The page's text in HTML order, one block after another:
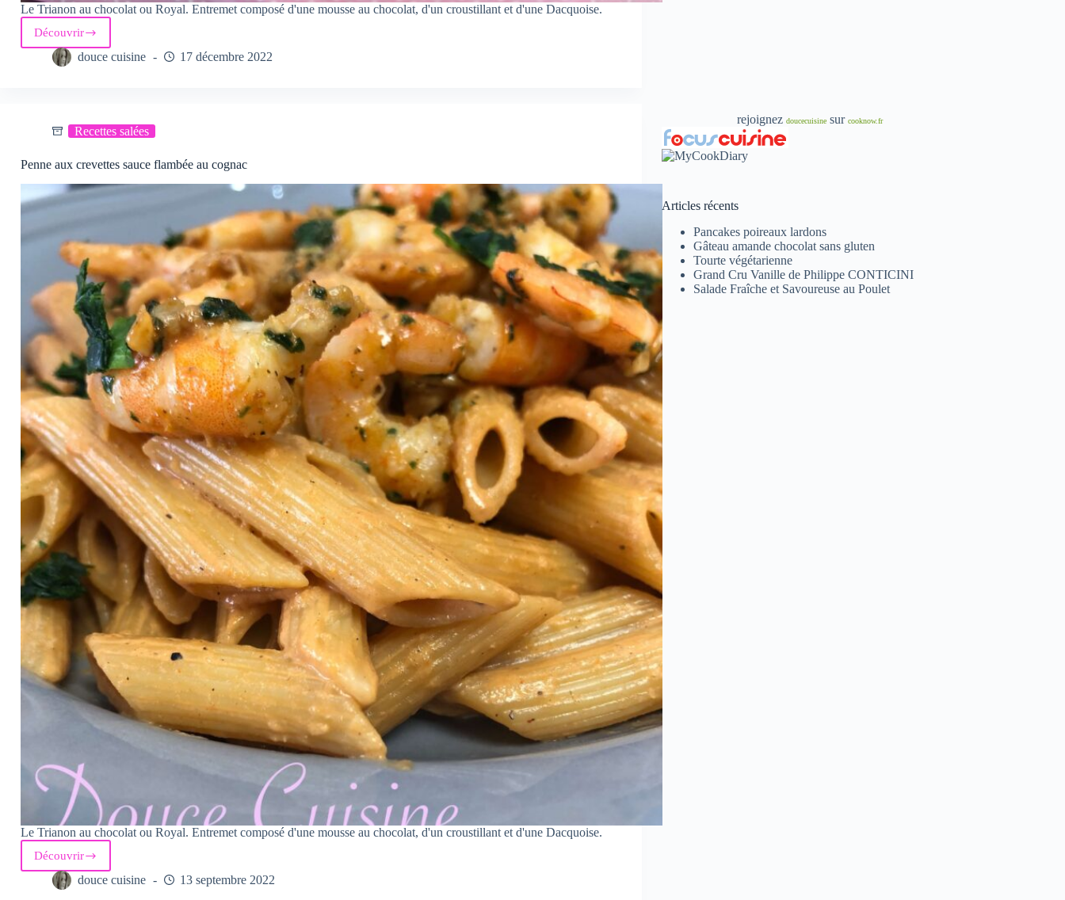
Le Trianon au chocolat ou Royal. Entremet composé d'une mousse au chocolat, d'un croustillant et d'une Dacquoise.
Découvrir
Le
Trianon
au
douce cuisine 17 décembre 2022
Recettes salées
Penne aux crevettes sauce flambée au cognac
Le Trianon au chocolat ou Royal. Entremet composé d'une mousse au chocolat, d'un croustillant et d'une Dacquoise.
Découvrir
Penne
aux
crevettes
douce cuisine 13 septembre 2022
rejoignezdoucecuisine surcooknow.fr
Articles récents
Pancakes poireaux lardons
Gâteau amande chocolat sans gluten
Tourte végétarienne
Grand Cru Vanille de Philippe CONTICINI
Salade Fraîche et Savoureuse au Poulet